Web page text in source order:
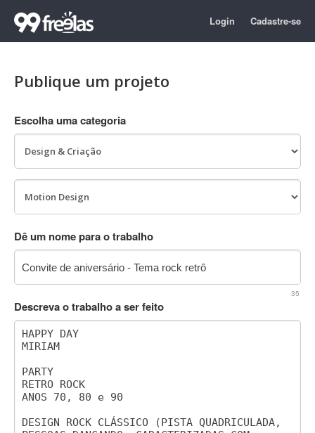
Login Cadastre-se
Publique um projeto
Escolha uma categoria
Dê um nome para o trabalho
35
Descreva o trabalho a ser feito